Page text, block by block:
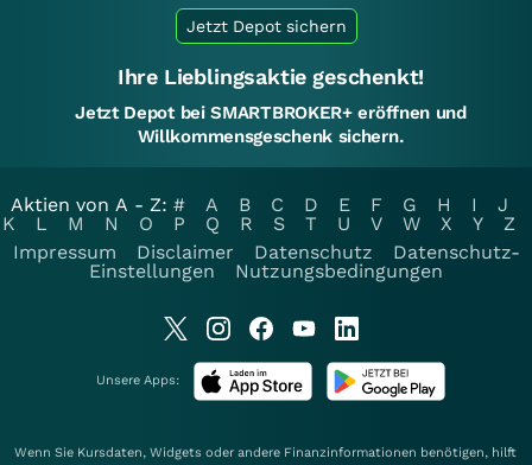
Jetzt Depot sichern
Ihre Lieblingsaktie geschenkt!
Jetzt Depot bei SMARTBROKER+ eröffnen und
Willkommensgeschenk sichern.
Aktien von A - Z: # A B C D E F G H I
J
K
L M N O P Q R S T U V W X Y
Z
Impressum
Disclaimer Datenschutz
Datenschutz-
Einstellungen
Nutzungsbedingungen
Unsere Apps:
Wenn Sie Kursdaten, Widgets oder andere Finanzinformationen benötigen, hilft